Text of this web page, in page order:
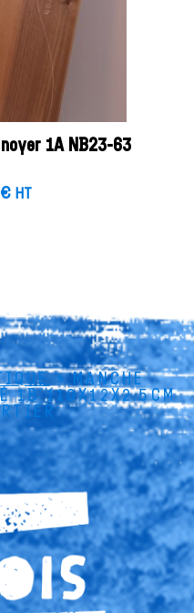
1A NB23-63
€ HT
»MANCHE
1B 110X12X2.5CM